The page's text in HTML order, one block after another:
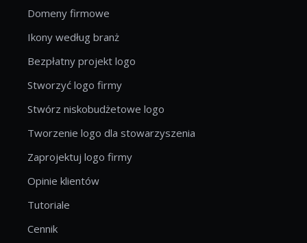
Domeny firmowe
Ikony według branż
Bezpłatny projekt logo
Stworzyć logo firmy
Stwórz niskobudżetowe logo
Tworzenie logo dla stowarzyszenia
Zaprojektuj logo firmy
Opinie klientów
Tutoriale
Cennik